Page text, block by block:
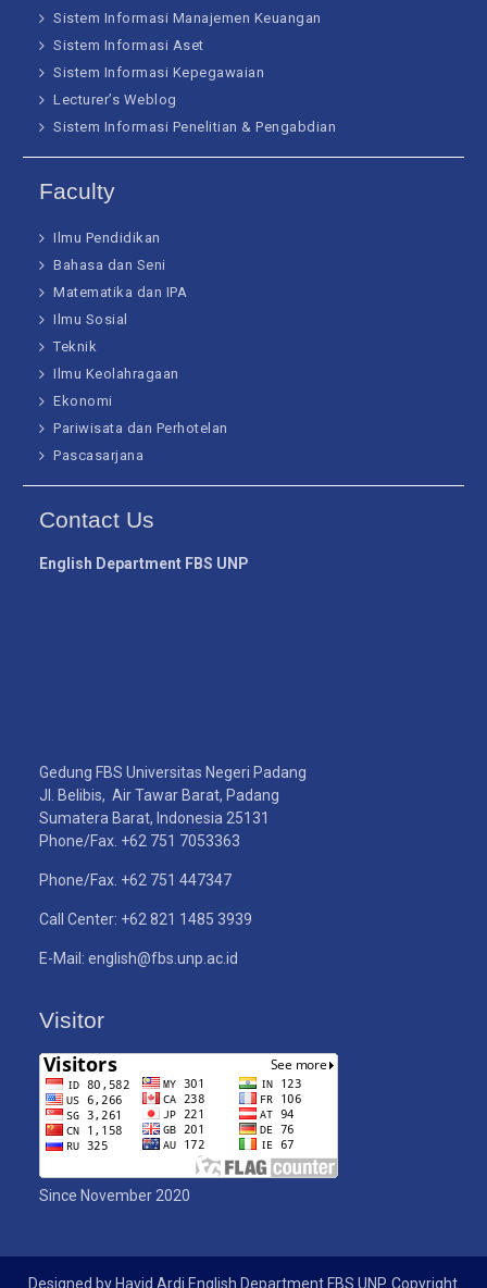
Sistem Informasi Manajemen Keuangan
Sistem Informasi Aset
Sistem Informasi Kepegawaian
Lecturer’s Weblog
Sistem Informasi Penelitian & Pengabdian
Faculty
Ilmu Pendidikan
Bahasa dan Seni
Matematika dan IPA
Ilmu Sosial
Teknik
Ilmu Keolahragaan
Ekonomi
Pariwisata dan Perhotelan
Pascasarjana
Contact Us
English Department FBS UNP
Gedung FBS Universitas Negeri Padang
Jl. Belibis, Air Tawar Barat, Padang
Sumatera Barat, Indonesia 25131
Phone/Fax. +62 751 7053363
Phone/Fax. +62 751 447347
Call Center: +62 821 1485 3939
E-Mail: english@fbs.unp.ac.id
Visitor
Since November 2020
Designed by Havid Ardi English Department FBS UNP. Copyright